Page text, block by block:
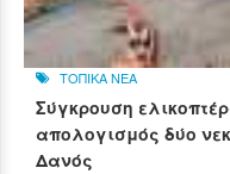
ΤΟΠΙΚΑ ΝΕΑ
Σύγκρουση
απολογισμός δύο
Δανός